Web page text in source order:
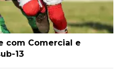
com Comercial e
13